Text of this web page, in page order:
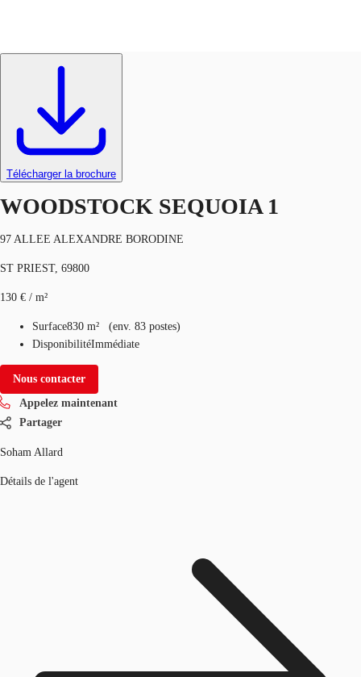
Blog
Données marchés
Pourquoi JLL?
NxT
Flex & Co-working
Appelez maintenant
Télécharger la brochure
WOODSTOCK SEQUOIA 1
97 ALLEE ALEXANDRE BORODINE
ST PRIEST, 69800
130 € / m²
Surface830 m² (env. 83 postes)
DisponibilitéImmédiate
Nous contacter
Appelez maintenant
Partager
Soham Allard
Détails de l'agent